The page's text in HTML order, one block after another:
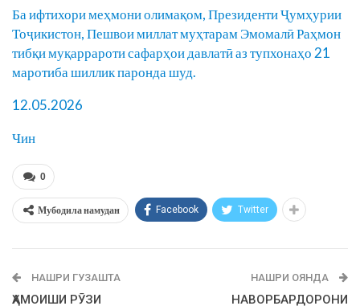
Ба ифтихори меҳмони олимақом, Президенти Ҷумҳурии
Тоҷикистон, Пешвои миллат муҳтарам Эмомалӣ Раҳмон
тибқи муқаррароти сафарҳои давлатӣ аз тупхонаҳо 21
маротиба шиллик паронда шуд.
12.05.2026
Чин
0
Мубодила намудан Facebook Twitter
НАШРИ ГУЗАШТА
ҲАМОИШИ РӮЗИ
НАШРИ ОЯНДА
НАВОРБАРДОРОНИ